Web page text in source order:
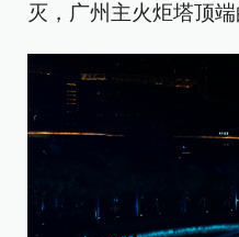
灭，广州主火炬塔顶端